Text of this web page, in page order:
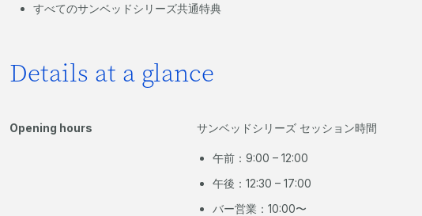
すべてのサンベッドシリーズ共通特典
Details at a glance
Opening hours サンベッドシリーズ セッション時間
午前：9:00 – 12:00
午後：12:30 – 17:00
バー営業：10:00〜